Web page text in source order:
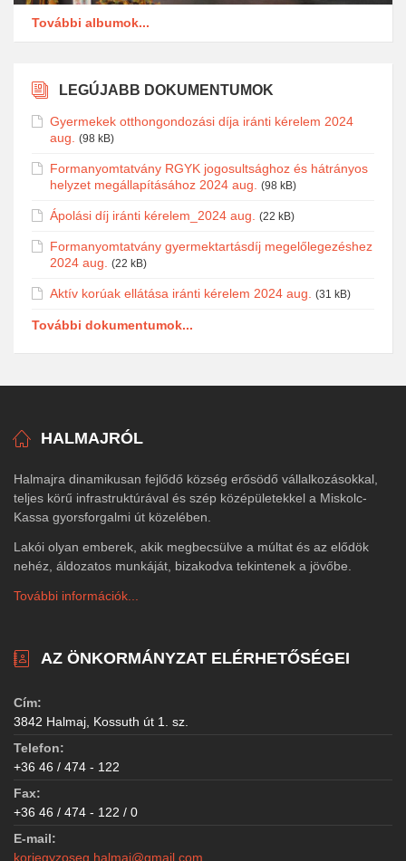
További albumok...
LEGÚJABB DOKUMENTUMOK
Gyermekek otthongondozási díja iránti kérelem 2024
aug.
(98 kB)
Formanyomtatvány RGYK jogosultsághoz és hátrányos
helyzet megállapításához 2024 aug.
(98 kB)
Ápolási díj iránti kérelem_2024 aug. (22 kB)
Formanyomtatvány gyermektartásdíj megelőlegezéshez
2024 aug.
(22 kB)
Aktív korúak ellátása iránti kérelem 2024 aug. (31 kB)
További dokumentumok...
HALMAJRÓL
Halmajra dinamikusan fejlődő község erősödő vállalkozásokkal,
teljes körű infrastruktúrával és szép középületekkel a Miskolc-
Kassa gyorsforgalmi út közelében.
Lakói olyan emberek, akik megbecsülve a múltat és az elődök
nehéz, áldozatos munkáját, bizakodva tekintenek a jövőbe.
További információk...
AZ ÖNKORMÁNYZAT ELÉRHETŐSÉGEI
Cím:
3842 Halmaj, Kossuth út 1. sz.
Telefon:
+36 46 / 474 - 122
Fax:
+36 46 / 474 - 122 / 0
E-mail:
korjegyzoseg.halmaj@gmail.com